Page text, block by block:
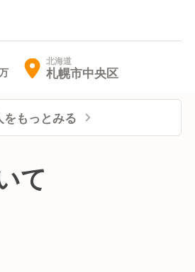
北海道
札幌市中央区
をもっとみる
て